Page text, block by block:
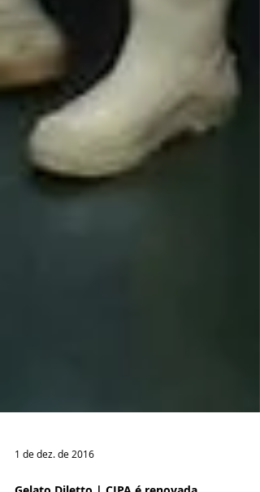
1 de dez. de 2016